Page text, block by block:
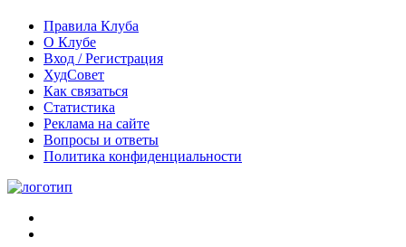
Правила Клуба
О Клубе
Вход / Регистрация
ХудСовет
Как связаться
Статистика
Реклама на сайте
Вопросы и ответы
Политика конфиденциальности